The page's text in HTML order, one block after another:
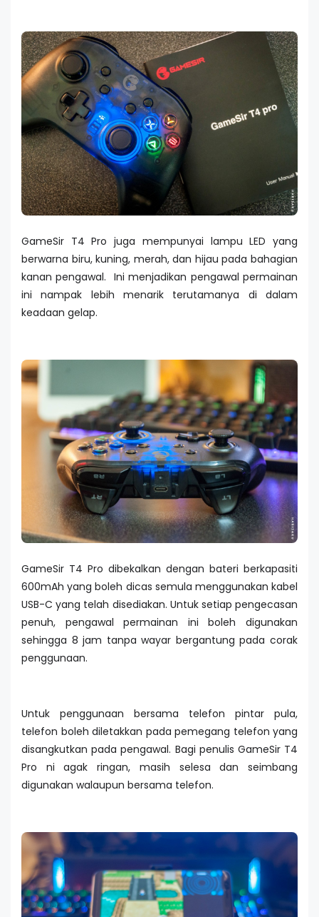
GameSir T4 Pro juga mempunyai lampu LED yang
berwarna biru, kuning, merah, dan hijau pada bahagian
kanan pengawal. Ini menjadikan pengawal permainan
ini nampak lebih menarik terutamanya di dalam
keadaan gelap.
GameSir T4 Pro dibekalkan dengan bateri berkapasiti
600mAh yang boleh dicas semula menggunakan kabel
USB-C yang telah disediakan. Untuk setiap pengecasan
penuh, pengawal permainan ini boleh digunakan
sehingga 8 jam tanpa wayar bergantung pada corak
penggunaan.
Untuk penggunaan bersama telefon pintar pula,
telefon boleh diletakkan pada pemegang telefon yang
disangkutkan pada pengawal. Bagi penulis GameSir T4
Pro ni agak ringan, masih selesa dan seimbang
digunakan walaupun bersama telefon.